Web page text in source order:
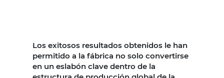
Los exitosos resultados obtenidos le han
permitido a la fábrica no solo convertirse
en un eslabón clave dentro de la